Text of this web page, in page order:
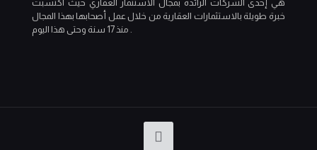
هي إحدى الشركات الرائدة بمجال الاستثمار العقاري حيث اكتسبت
خبرة طويلة بالاستثمارات العقارية من خلال عمل أصحابها بهذا المجال
منذ 17 سنة وحتى هذا اليوم .